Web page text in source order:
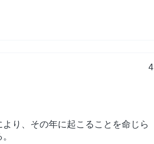
4
り、その年に起こることを命じら